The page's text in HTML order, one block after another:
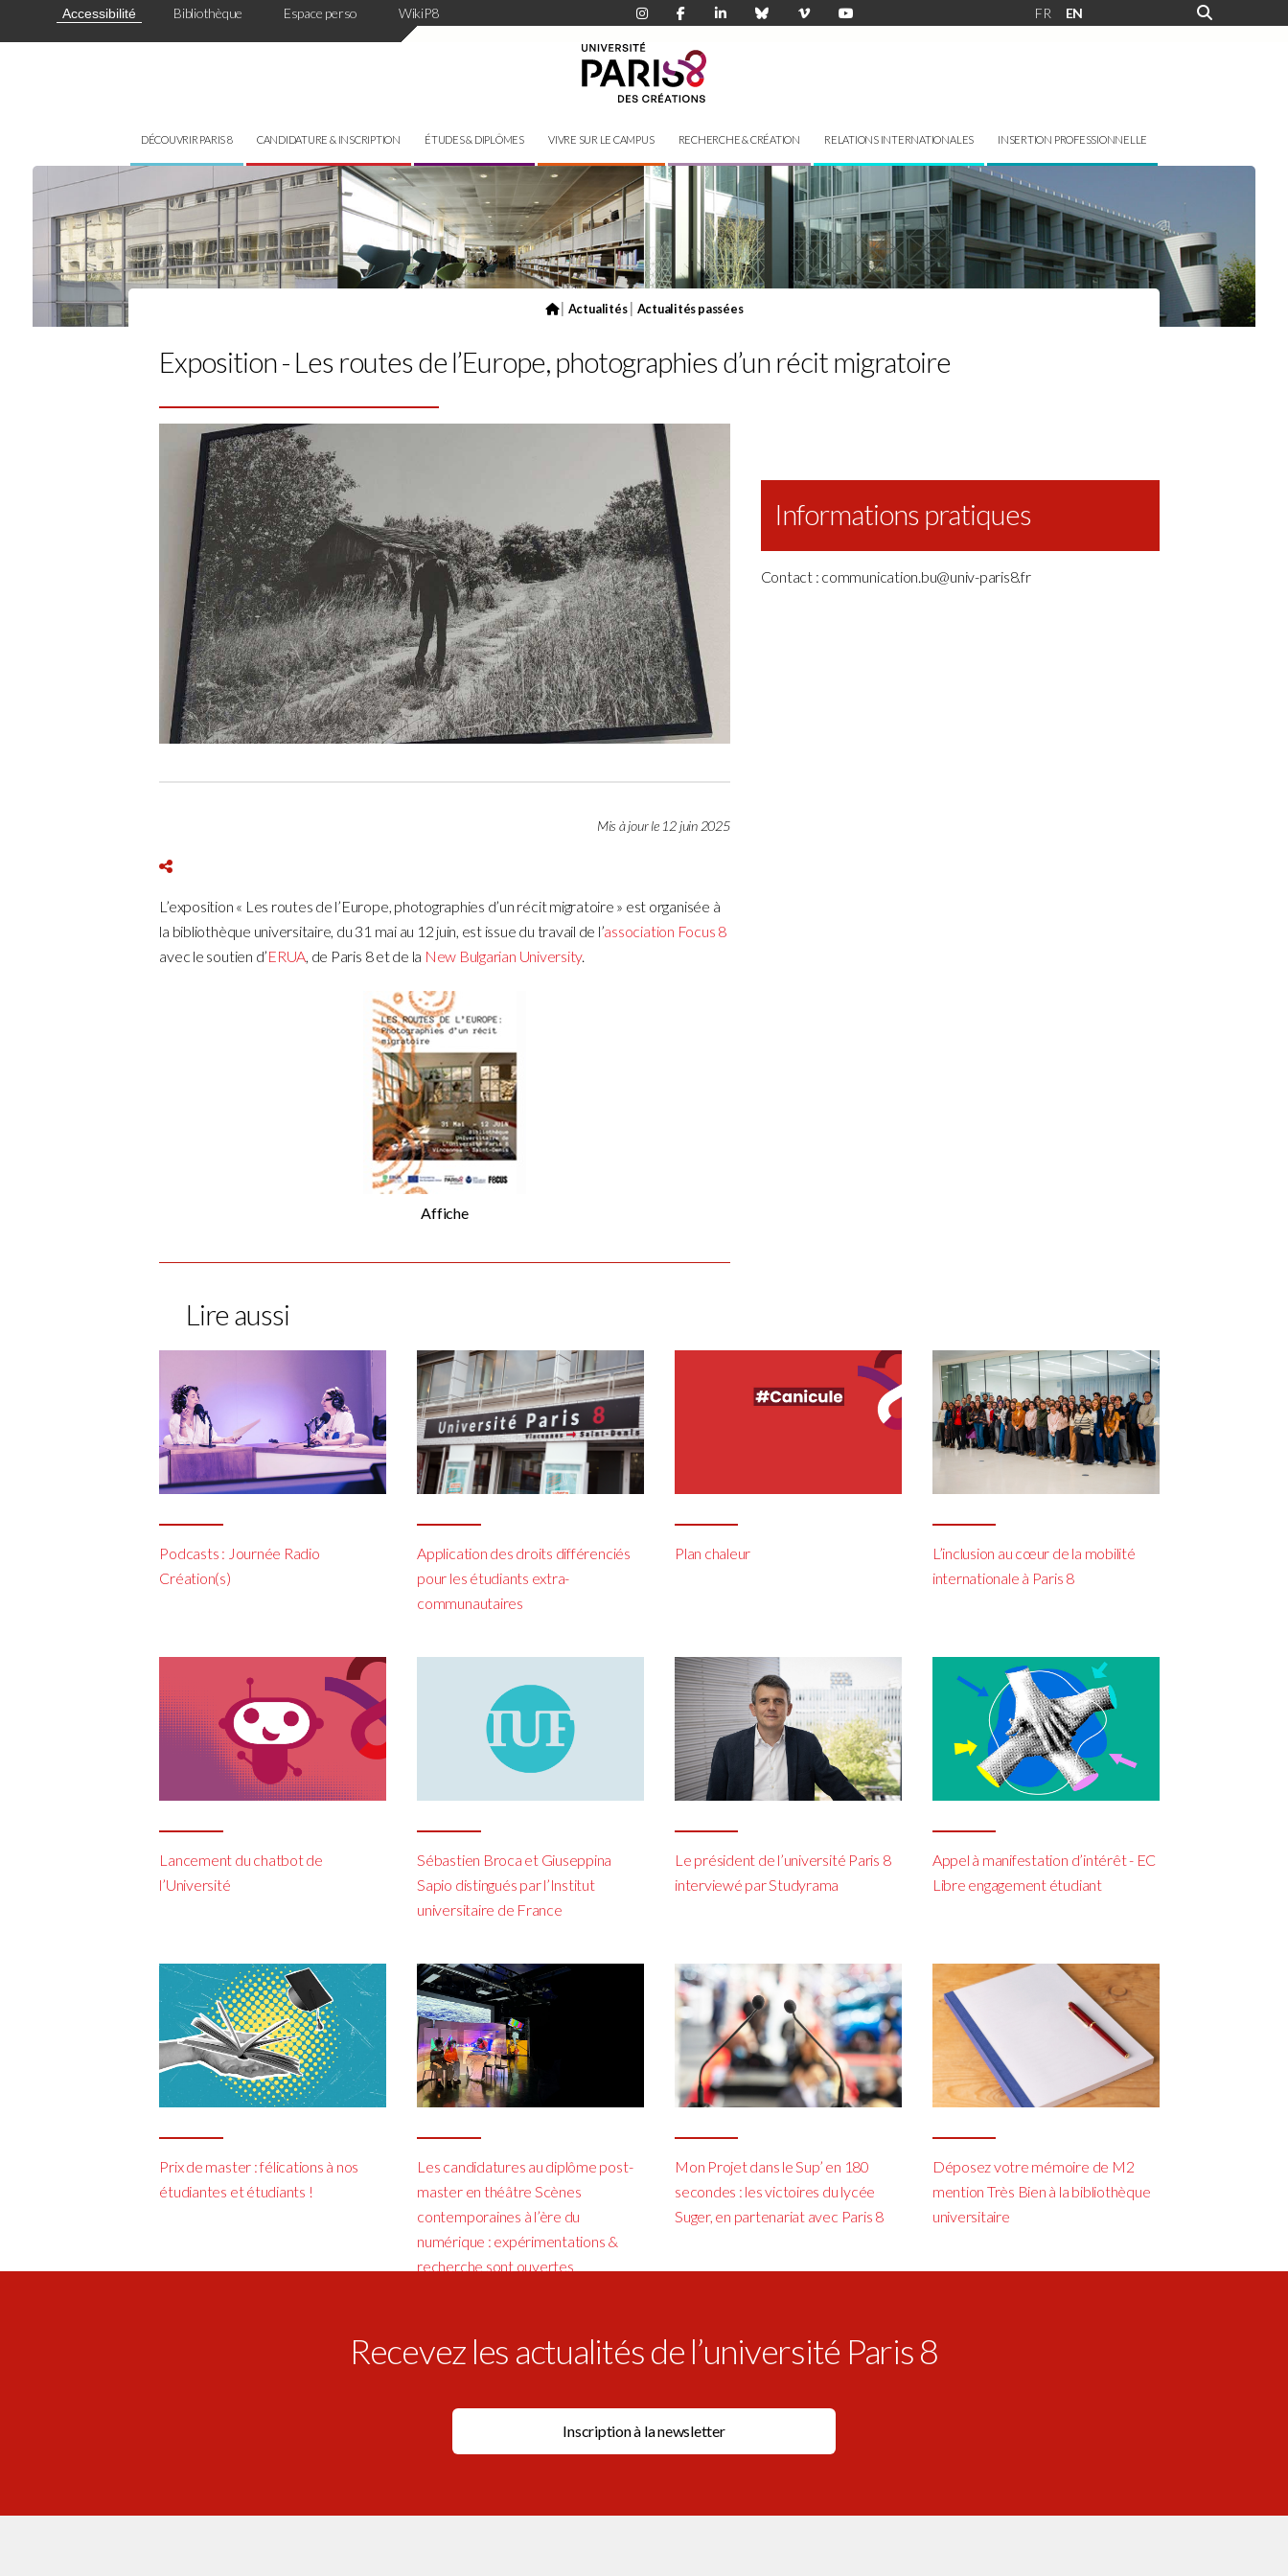
Accessibilité Bibliothèque Espace perso WikiP8 FR EN
DÉCOUVRIR PARIS 8 CANDIDATURE & INSCRIPTION ÉTUDES & DIPLÔMES VIVRE SUR LE CAMPUS RECHERCHE & CRÉATION RELATIONS INTERNATIONALES INSERTION PROFESSIONNELLE
| Actualités | Actualités passées
Exposition - Les routes de l’Europe, photographies d’un récit migratoire
Mis à jour le 12 juin 2025
L’exposition « Les routes de l’Europe, photographies d’un récit migratoire » est organisée à
la bibliothèque universitaire, du 31 mai au 12 juin, est issue du travail de l’association Focus 8
avec le soutien d’ERUA, de Paris 8 et de la New Bulgarian University.
Affiche
Informations pratiques
Contact : communication.bu@univ-paris8.fr
Lire aussi
Podcasts : Journée Radio
Création(s)
Application des droits différenciés
pour les étudiants extra-
communautaires
Plan chaleur
L’inclusion au cœur de la mobilité
internationale à Paris 8
Lancement du chatbot de
l’Université
Sébastien Broca et Giuseppina
Sapio distingués par l’Institut
universitaire de France
Le président de l’université Paris 8
interviewé par Studyrama
Appel à manifestation d’intérêt - EC
Libre engagement étudiant
Prix de master : félications à nos
étudiantes et étudiants !
Les candidatures au diplôme post-
master en théâtre Scènes
contemporaines à l’ère du
numérique : expérimentations &
recherche sont ouvertes
Mon Projet dans le Sup’ en 180
secondes : les victoires du lycée
Suger, en partenariat avec Paris 8
Déposez votre mémoire de M2
mention Très Bien à la bibliothèque
universitaire
Recevez les actualités de l’université Paris 8
Panneau de gestion des cookies